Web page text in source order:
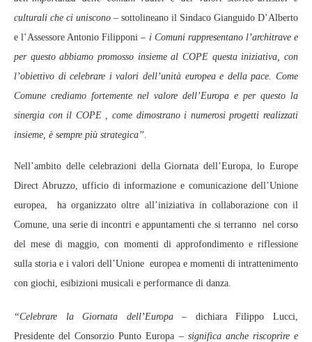
culturali che ci uniscono – sottolineano il Sindaco Gianguido D’Alberto
e l’Assessore Antonio Filipponi– i Comuni rappresentano l’architrave e
per questo abbiamo promosso insieme al COPE questa iniziativa, con
l’obiettivo di celebrare i valori dell’unità europea e della pace. Come
Comune crediamo fortemente nel valore dell’Europa e per questo la
sinergia con il COPE , come dimostrano i numerosi progetti realizzati
insieme, è sempre più strategica”.
Nell’ambito delle celebrazioni della Giornata dell’Europa, lo Europe
Direct Abruzzo, ufficio di informazione e comunicazione dell’Unione
europea, ha organizzato oltre all’iniziativa in collaborazione con il
Comune, una serie di incontri e appuntamenti che si terranno nel corso
del mese di maggio, con momenti di approfondimento e riflessione
sulla storia e i valori dell’Unione europea e momenti di intrattenimento
con giochi, esibizioni musicali e performance di danza.
“Celebrare la Giornata dell’Europa – dichiara Filippo Lucci,
Presidente del Consorzio Punto Europa – significa anche riscoprire e